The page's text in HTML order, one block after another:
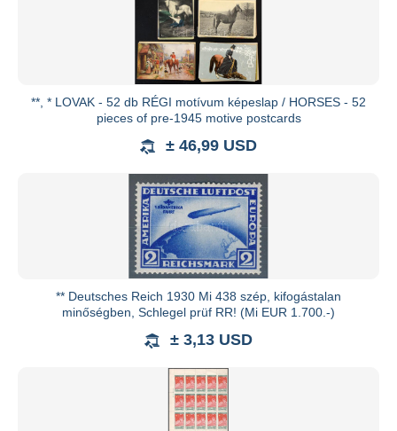
**, * LOVAK - 52 db RÉGI motívum képeslap / HORSES - 52
pieces of pre-1945 motive postcards
± 46,99 USD
** Deutsches Reich 1930 Mi 438 szép, kifogástalan
minőségben, Schlegel prüf RR! (Mi EUR 1.700.-)
± 3,13 USD